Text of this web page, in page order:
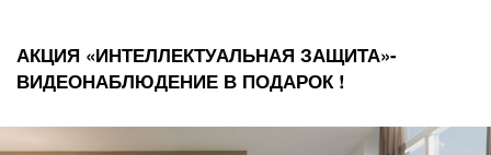
АКЦИЯ «ИНТЕЛЛЕКТУАЛЬНАЯ ЗАЩИТА»-
ВИДЕОНАБЛЮДЕНИЕ В ПОДАРОК !